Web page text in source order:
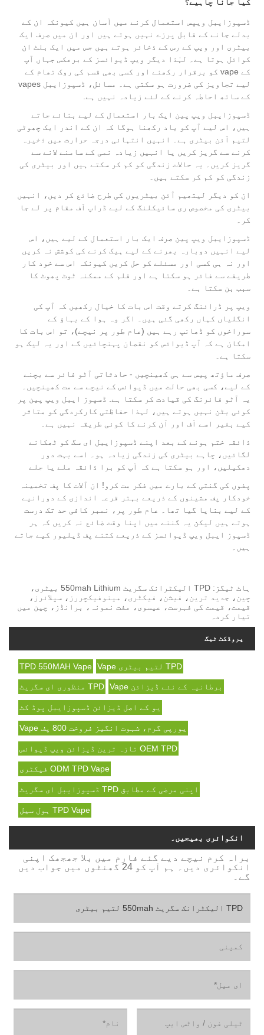
کیا جانا چاہیے؟
ڈسپوزایبل ویپس استعمال کرنے میں آسان ہیں کیونکہ ان کے
بدلے جانے کے قابل پرزے نہیں ہوتے ہیں اور ان میں صرف ایک
بیٹری اور ویپ کے رس کے ذخائر ہوتے ہیں جس میں ایک بلٹ ان
کوائل ہوتا ہے۔ لہٰذا دیگر ویپ ڈیوائسز کے برعکس جہاں آپ
کے vape کو برقرار رکھنے اور کسی بھی قسم کی روک تھام کے
لیے تجاویز کی ضرورت ہو سکتی ہے۔ مسائل، ڈسپوزایبل vapes
کے ساتھ احاطہ کرنے کے لئے زیادہ نہیں ہے.
ڈسپوزایبل ویپ پین ایک بار استعمال کے لیے بنائے جاتے
ہیں، اس لیے آپ کو یاد رکھنا ہوگا کہ ان کے اندر ایک چھوٹی
لتیم آئن بیٹری ہے۔ انہیں انتہائی درجہ حرارت میں ذخیرہ
کرنے سے گریز کریں یا انہیں زیادہ نمی کے سامنے لانے سے
گریز کریں۔ یہ حالات زندگی کو کم کر سکتے ہیں اور بیٹری کی
زندگی کو کم کر سکتے ہیں۔
ان کو دیگر لیتھیم آئن بیٹریوں کی طرح ضائع کر دیں، انہیں
بیٹری کی مخصوص ری سائیکلنگ کے لیے ڈراپ آف مقام پر لے جا
کر۔
ڈسپوزایبل ویپ پین صرف ایک بار استعمال کے لیے ہیں، اس
لیے انہیں دوبارہ بھرنے کے لیے ہیک کرنے کی کوشش نہ کریں
اور نہ ہی کسی اور مسئلے کو حل کریں کیونکہ اس سے خود کار
طریقے سے فائر ہو سکتا ہے اور قلم کے ممکنہ ٹوٹ پھوٹ کا
سبب بن سکتا ہے۔
ویپ پر ڈرائنگ کرتے وقت اس بات کا خیال رکھیں کہ آپ کی
انگلیاں کہاں رکھی گئی ہیں۔ اگر وہ ہوا کے بہاؤ کے
سوراخوں کو ڈھانپ رہے ہیں (عام طور پر نیچے)، تو اس بات کا
امکان ہے کہ آپ ڈیوائس کو نقصان پہنچائیں گے اور یہ لیک ہو
سکتا ہے۔
صرف ماؤتھ پیس سے ہی کھینچیں - حادثاتی آٹو فائر سے بچنے
کے لیے، کسی بھی حالت میں ڈیوائس کے نیچے سے مت کھینچیں۔
یہ آٹو فائرنگ کی قیادت کر سکتا ہے. ڈسپوز ایبل ویپ پین پر
کوئی بٹن نہیں ہوتے ہیں، لہذا حفاظتی کارکردگی کو متاثر
کیے بغیر اسے آف اور آن کرنے کا کوئی طریقہ نہیں ہے۔
ذائقہ ختم ہونے کے بعد اپنے ڈسپوزایبل ای سگ کو ٹھکانے
لگائیں، چاہے بیٹری کی زندگی زیادہ ہو۔ اسے بہت دور
دھکیلیں، اور ہو سکتا ہے کہ آپ کو برا ذائقہ ملے یا جلے
پفوں کی گنتی کے بارے میں فکر مت کرو! ان آلات کا پف تخمینہ
خودکار پف مشینوں کے ذریعے بہتر قرعہ اندازی کے دورانیے
کے لیے بنایا گیا تھا۔ عام طور پر، نمبر کافی حد تک درست
ہوتے ہیں لیکن یہ گننے میں اپنا وقت ضائع نہ کریں کہ ہر
ڈسپوز ایبل ویپ ڈیوائسز کے ذریعے کتنے پف ڈیلیور کیے جاتے
ہیں۔
ہاٹ ٹیگز: TPD الیکٹرانک سگریٹ 550mah Lithium بیٹری،
چین، جدید ترین، فیشن، فیکٹری، مینوفیکچررز، سپلائرز،
قیمت، قیمت کی فہرست، عیسوی، مفت نمونہ، برانڈز، چین میں
تیار کردہ
پروڈکٹ ٹیگ
TPD 550MAH Vape TPD لتیم بیٹری Vape
TPD منظوری ای سگریٹ برطانیہ کے نئے ڈیزائن Vape
یو کے اصل ڈیزائن ڈسپوزایبل پوڈ کٹ
یورپی گرم، شہوت انگیز فروخت 800 پف Vape
OEM TPD تازہ ترین ڈیزائن ویپ ڈیوائس
ODM TPD Vape فیکٹری
اپنی مرضی کے مطابق TPD ڈسپوزایبل ای سگریٹ
TPD Vape ہول سیل
انکوائری بھیجیں۔
براہ کرم نیچے دیے گئے فارم میں بلا جھجھک اپنی
انکوائری دیں۔ ہم آپ کو 24 گھنٹوں میں جواب دیں
گے۔